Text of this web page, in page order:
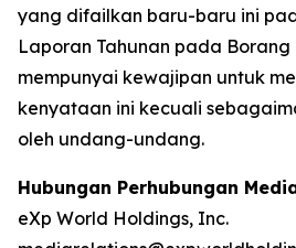
yang difailkan baru-baru ini
Laporan Tahunan pada
mempunyai kewajipan untuk
kenyataan ini kecuali
oleh undang-undang.
Hubungan Perhubungan
eXp World Holdings, Inc.